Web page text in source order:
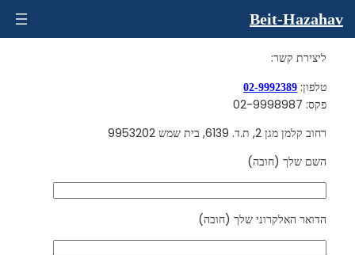
לתוכןBeit-Hazahav
ליצירת קשר:
טלפון: 02-9992389
פקס: 02-9998987
רחוב קלמן מגן 2, ת.ד. 6139, בית שמש 9953202
השם שלך (חובה)
הדואר האלקרוני שלך (חובה)